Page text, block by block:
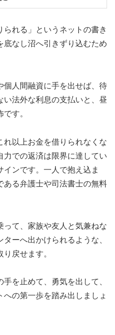
られる」というネットの書き
なし沼へ引きずり込むため
個人間融資に手を出せば、待
い法外な利息の支払いと、昼
す。
れ以上お金を借りられなくな
力での返済は限界に達してい
ンです。一人で抱え込ま
ある弁護士や司法書士の無料
って、家族や友人と気兼ねな
ーへ出かけられるような、
戻せます。
を止めて、勇気を出して、
の第一歩を踏み出しましょ